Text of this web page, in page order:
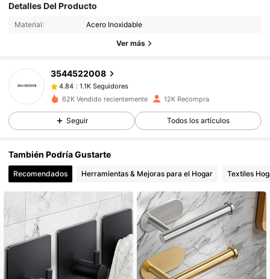
Detalles Del Producto
Material: Acero Inoxidable
Ver más
3544522008
4.84 1.1K Seguidores
1.1K Seguidores
4.84 1.1K Seguidores
4.84 1.1K Seguidores
4.84
4.84 1.1K Seguidores
1.1K Seguidores
62K Vendido recientemente 12K Recompra
Seguir Todos los artículos
También Podría Gustarte
Recomendados Herramientas & Mejoras para el Hogar Textiles